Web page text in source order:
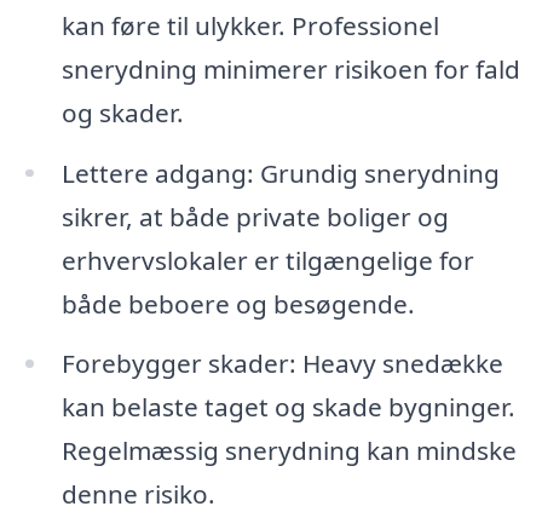
kan føre til ulykker. Professionel
snerydning minimerer risikoen for fald
og skader.
Lettere adgang: Grundig snerydning
sikrer, at både private boliger og
erhvervslokaler er tilgængelige for
både beboere og besøgende.
Forebygger skader: Heavy snedække
kan belaste taget og skade bygninger.
Regelmæssig snerydning kan mindske
denne risiko.